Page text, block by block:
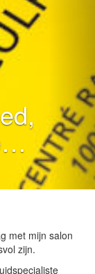
met mijn salon
zijn.